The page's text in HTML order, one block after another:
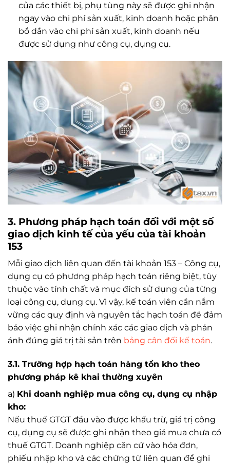
của các thiết bị, phụ tùng này sẽ được ghi nhận
ngay vào chi phí sản xuất, kinh doanh hoặc phân
bổ dần vào chi phí sản xuất, kinh doanh nếu
được sử dụng như công cụ, dụng cụ.
3. Phương pháp hạch toán đối với một số
giao dịch kinh tế của yếu của tài khoản
153
Mỗi giao dịch liên quan đến tài khoản 153 – Công cụ,
dụng cụ có phương pháp hạch toán riêng biệt, tùy
thuộc vào tính chất và mục đích sử dụng của từng
loại công cụ, dụng cụ. Vì vậy, kế toán viên cần nắm
vững các quy định và nguyên tắc hạch toán để đảm
bảo việc ghi nhận chính xác các giao dịch và phản
ánh đúng giá trị tài sản trên bảng cân đối kế toán.
3.1. Trường hợp hạch toán hàng tồn kho theo
phương pháp kê khai thường xuyên
a) Khi doanh nghiệp mua công cụ, dụng cụ nhập
kho:
Nếu thuế GTGT đầu vào được khấu trừ, giá trị công
cụ, dụng cụ sẽ được ghi nhận theo giá mua chưa có
thuế GTGT. Doanh nghiệp căn cứ vào hóa đơn,
phiếu nhập kho và các chứng từ liên quan để ghi